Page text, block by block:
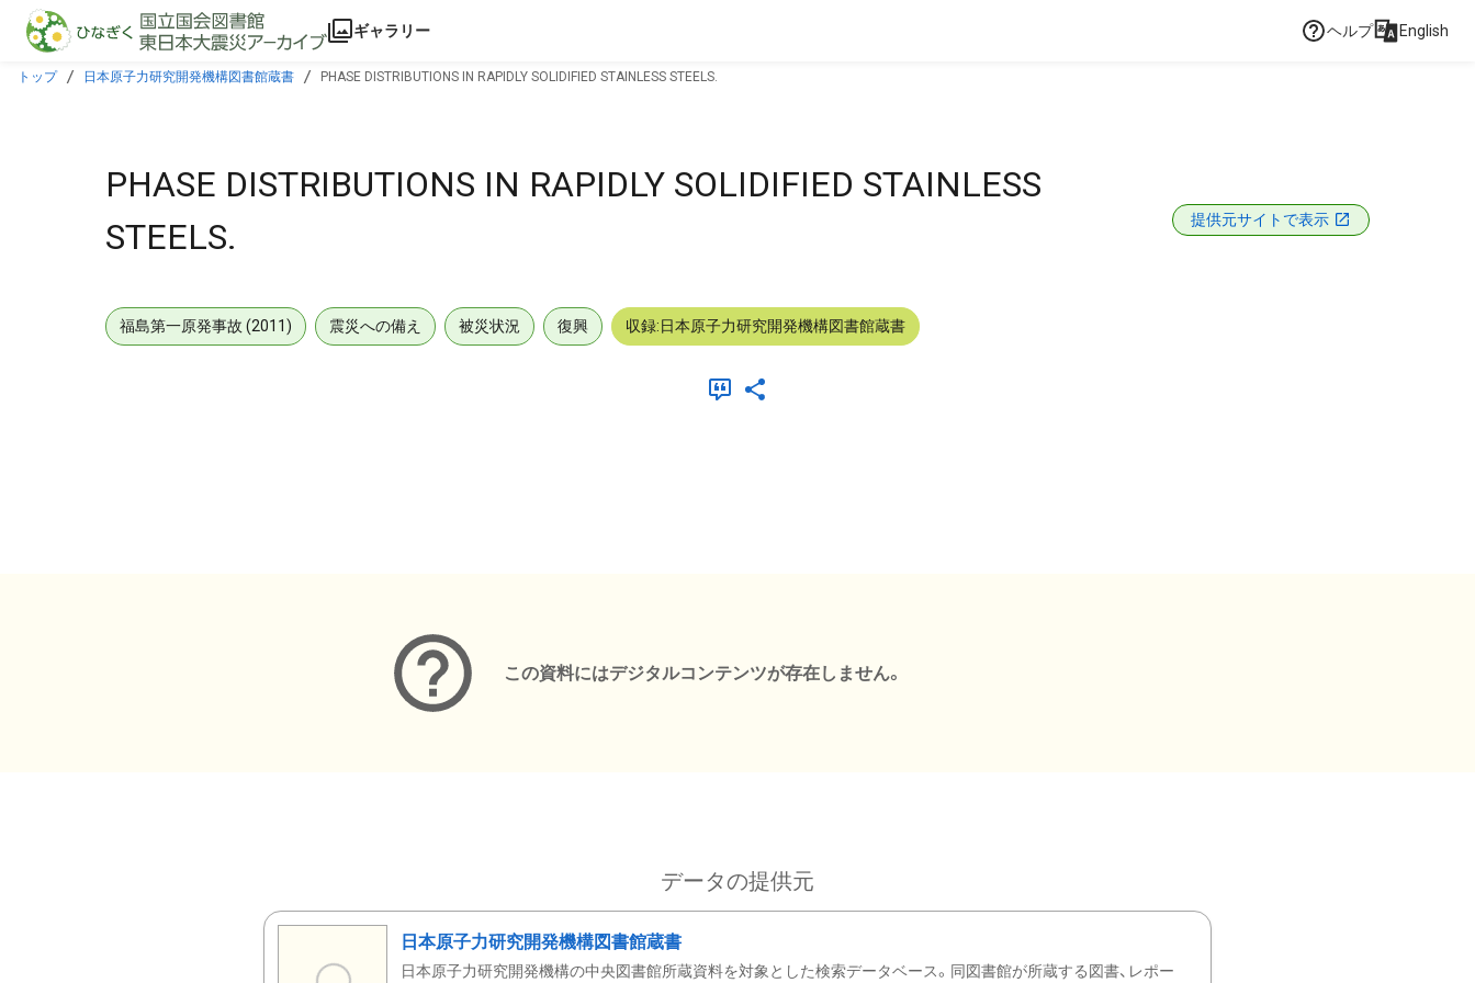
本文に飛ぶ
ギャラリー ヘルプ English
トップ 日本原子力研究開発機構図書館蔵書 PHASE DISTRIBUTIONS IN RAPIDLY SOLIDIFIED STAINLESS STEELS.
PHASE DISTRIBUTIONS IN RAPIDLY SOLIDIFIED STAINLESS
STEELS.
提供元サイトで表示
福島第一原発事故 (2011) 震災への備え 被災状況 復興 収録:日本原子力研究開発機構図書館蔵書
この資料にはデジタルコンテンツが存在しません。
データの提供元
日本原子力研究開発機構図書館蔵書
日本原子力研究開発機構の中央図書館所蔵資料を対象とした検索データベース。同図書館が所蔵する図書、レポー